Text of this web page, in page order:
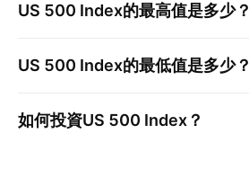
US 500 Index的最高值是多少？
US 500 Index的最低值是多少？
如何投資US 500 Index ？